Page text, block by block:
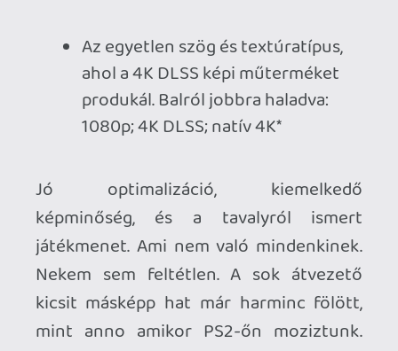
átköltözése pedig szintén egy érdekes
tendencia, ami a jövőben sok érdekes
fordulatot hozhat még a PC játékosok
számára. Feláll, bemelegít, majd
rajtkockához áll a következő Decima-